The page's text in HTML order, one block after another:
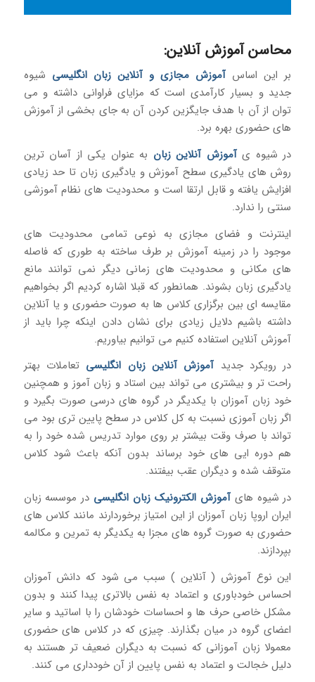
محاسن آموزش آنلاین:
بر این اساسآموزش مجازی و آنلاین زبان انگلیسی شیوه
جدید و بسیار کارآمدی است که مزایای فراوانی داشته و می
توان از آن با هدف جایگزین کردن آن به جای بخشی از آموزش
های حضوری بهره برد.
در شیوه یآموزش آنلاین زبان به عنوان یکی از آسان ترین
روش های یادگیری سطح آموزش و یادگیری زبان تا حد زیادی
افزایش یافته و قابل ارتقا است و محدودیت های نظام آموزشی
سنتی را ندارد.
اینترنت و فضای مجازی به نوعی تمامی محدودیت های
موجود را در زمینه آموزش بر طرف ساخته به طوری که فاصله
های مکانی و محدودیت های زمانی دیگر نمی توانند مانع
یادگیری زبان بشوند. همانطور که قبلا اشاره کردیم اگر بخواهیم
مقایسه ای بین برگزاری کلاس ها به صورت حضوری و یا آنلاین
داشته باشیم دلایل زیادی برای نشان دادن اینکه چرا باید از
آموزش آنلاین استفاده کنیم می توانیم بیاوریم.
در رویکرد جدیدآموزش آنلاین زبان انگلیسی تعاملات بهتر
راحت تر و بیشتری می تواند بین استاد و زبان آموز و همچنین
خود زبان آموزان با یکدیگر در گروه های درسی صورت بگیرد و
اگر زبان آموزی نسبت به کل کلاس در سطح پایین تری بود می
تواند با صرف وقت بیشتر بر روی موارد تدریس شده خود را به
هم دوره ایی های خود برساند بدون آنکه باعث شود کلاس
متوقف شده و دیگران عقب بیفتند.
در شیوه هایآموزش الکترونیک زبان انگلیسی در موسسه زبان
ایران اروپا زبان آموزان از این امتیاز برخوردارند مانند کلاس های
حضوری به صورت گروه های مجزا به یکدیگر به تمرین و مکالمه
بپردازند.
این نوع آموزش ( آنلاین ) سبب می شود که دانش آموزان
احساس خودباوری و اعتماد به نفس بالاتری پیدا کنند و بدون
مشکل خاصی حرف ها و احساسات خودشان را با اساتید و سایر
اعضای گروه در میان بگذارند. چیزی که در کلاس های حضوری
معمولا زبان آموزانی که نسبت به دیگران ضعیف تر هستند به
دلیل خجالت و اعتماد به نفس پایین از آن خودداری می کنند.